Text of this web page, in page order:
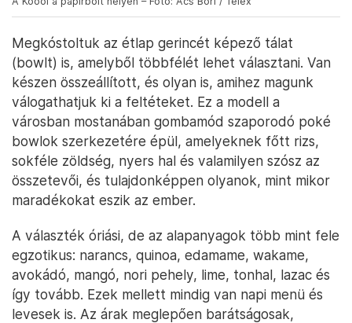
Megkóstoltuk az étlap gerincét képező tálat
(bowlt) is, amelyből többfélét lehet választani. Van
készen összeállított, és olyan is, amihez magunk
válogathatjuk ki a feltéteket. Ez a modell a
városban mostanában gombamód szaporodó poké
bowlok szerkezetére épül, amelyeknek főtt rizs,
sokféle zöldség, nyers hal és valamilyen szósz az
összetevői, és tulajdonképpen olyanok, mint mikor
maradékokat eszik az ember.
A választék óriási, de az alapanyagok több mint fele
egzotikus: narancs, quinoa, edamame, wakame,
avokádó, mangó, nori pehely, lime, tonhal, lazac és
így tovább. Ezek mellett mindig van napi menü és
levesek is. Az árak meglepően barátságosak,